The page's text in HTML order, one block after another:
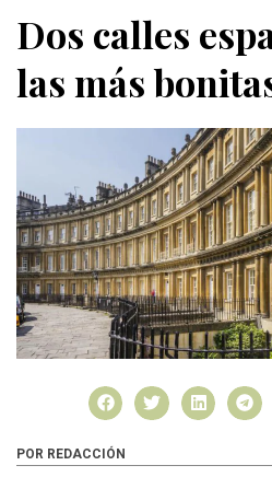
Dos calles
las más
POR REDACCIÓN